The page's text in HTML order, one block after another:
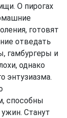
О пирогах
готовят
отведать
гамбургеры и
однако
энтузиазма.
способны
Станут